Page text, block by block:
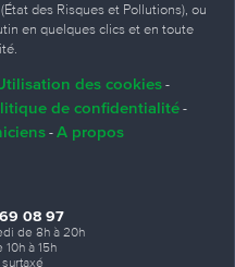
des Risques et Pollutions), ou
en quelques clics et en toute
des cookies -
de confidentialité-
- A propos
08 97
de 8h à 20h
à 15h